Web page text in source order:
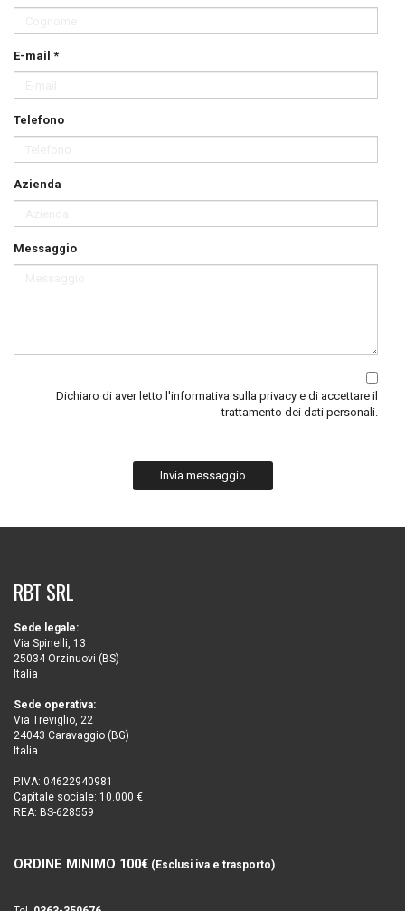
E-mail *
Telefono
Azienda
Messaggio
Dichiaro di aver letto l'informativa sulla privacy e di accettare il
trattamento dei dati personali.
Invia messaggio
RBT SRL
Sede legale:
Via Spinelli, 13
25034 Orzinuovi (BS)
Italia
Sede operativa:
Via Treviglio, 22
24043 Caravaggio (BG)
Italia
P.IVA: 04622940981
Capitale sociale: 10.000 €
REA: BS-628559
ORDINE MINIMO 100€ (Esclusi iva e trasporto)